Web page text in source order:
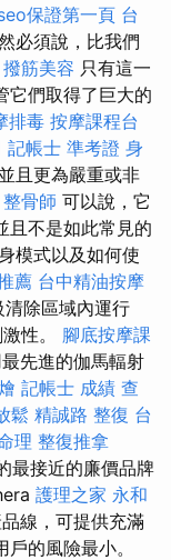
保證第一頁 台
必須說，比我們
撥筋美容 只有這一
它們取得了巨大的
排毒 按摩課程台
記帳士 準考證 身
且更為嚴重或非
整骨師 可以說，它
且不是如此常見的
模式以及如何使
薦 台中精油按摩
除區域內運行
性。 腳底按摩課
先進的伽馬輻射
記帳士 成績 查
鬆 精誠路 整復 台
理 整復推拿
最接近的廉價品牌
護理之家 永和
線，可提供充滿
的風險最小。